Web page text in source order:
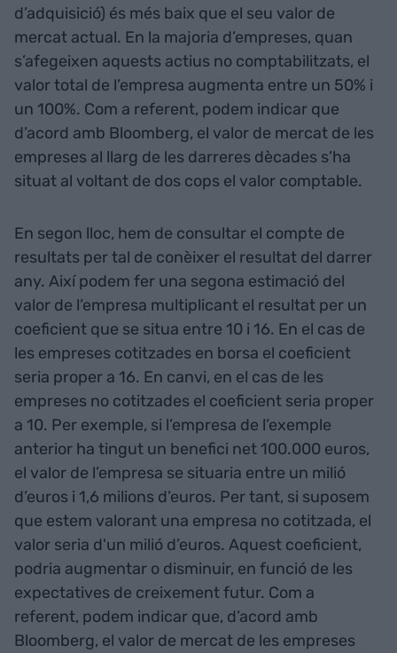
d’adquisició) és més baix que el seu valor de
mercat actual. En la majoria d’empreses, quan
s’afegeixen aquests actius no comptabilitzats, el
valor total de l’empresa augmenta entre un 50% i
un 100%. Com a referent, podem indicar que
d’acord amb Bloomberg, el valor de mercat de les
empreses al llarg de les darreres dècades s’ha
situat al voltant de dos cops el valor comptable.
En segon lloc, hem de consultar el compte de
resultats per tal de conèixer el resultat del darrer
any. Així podem fer una segona estimació del
valor de l’empresa multiplicant el resultat per un
coeficient que se situa entre 10 i 16. En el cas de
les empreses cotitzades en borsa el coeficient
seria proper a 16. En canvi, en el cas de les
empreses no cotitzades el coeficient seria proper
a 10. Per exemple, si l’empresa de l’exemple
anterior ha tingut un benefici net 100.000 euros,
el valor de l’empresa se situaria entre un milió
d’euros i 1,6 milions d’euros. Per tant, si suposem
que estem valorant una empresa no cotitzada, el
valor seria d'un milió d’euros. Aquest coeficient,
podria augmentar o disminuir, en funció de les
expectatives de creixement futur. Com a
referent, podem indicar que, d’acord amb
Bloomberg, el valor de mercat de les empreses